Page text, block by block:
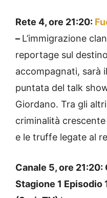
Rete 4, ore 21:20:
– L’immigrazione
reportage sul
accompagnati, sarà
puntata del talk
Giordano. Tra gli
criminalità
e le truffe legate al
Canale 5, ore 21:20:
Stagione 1 Episodio